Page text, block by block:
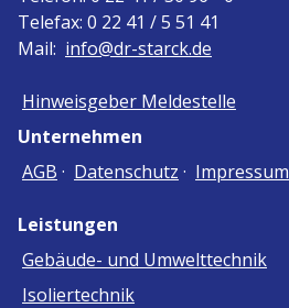
Telefax: 0 22 41 / 5 51 41
Mail: info@dr-starck.de
Hinweisgeber Meldestelle
Unternehmen
AGB · Datenschutz · Impressum
Leistungen
Gebäude- und Umwelttechnik
Isoliertechnik